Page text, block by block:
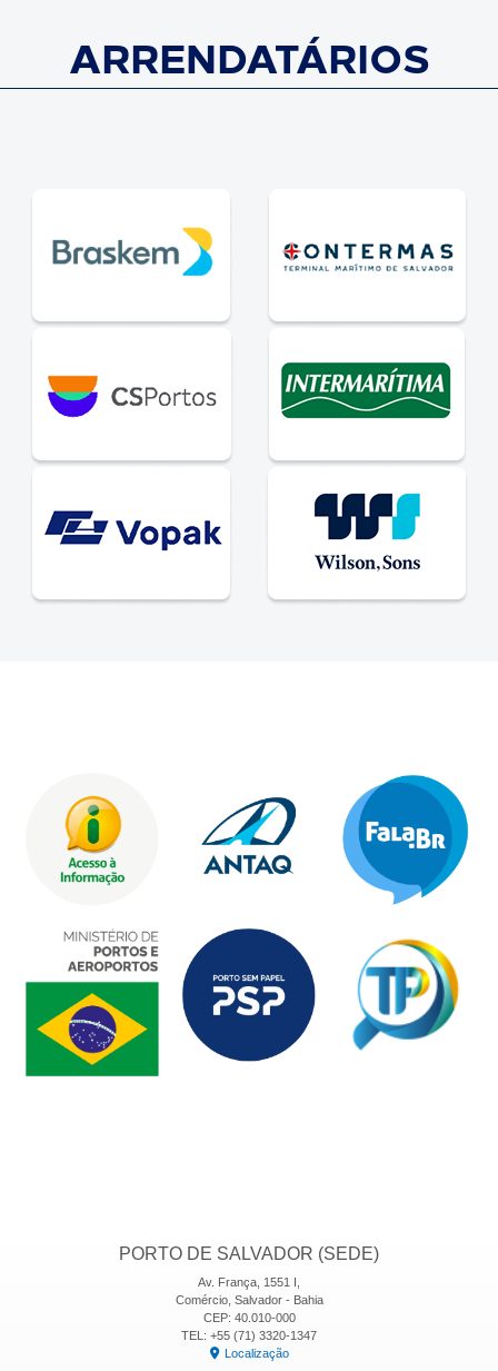
ARRENDATÁRIOS
PORTO DE SALVADOR (SEDE)
Av. França, 1551 I,
Comércio, Salvador - Bahia
CEP: 40.010-000
TEL: +55 (71) 3320-1347
Localização